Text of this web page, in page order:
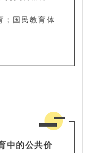
；国民教育体
中的公共价